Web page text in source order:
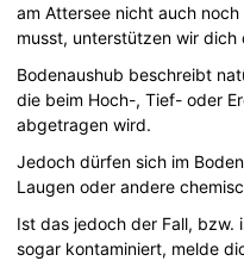
am Attersee nicht auch
musst, unterstützen wir dich
Bodenaushub beschreibt
die beim Hoch-, Tief- oder
abgetragen wird.
Jedoch dürfen sich im
Laugen oder andere
Ist das jedoch der Fall, bzw.
sogar kontaminiert, melde